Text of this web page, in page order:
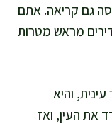
גם קריאה. אתם
מראש מטרות
והיא
את העין, ואז